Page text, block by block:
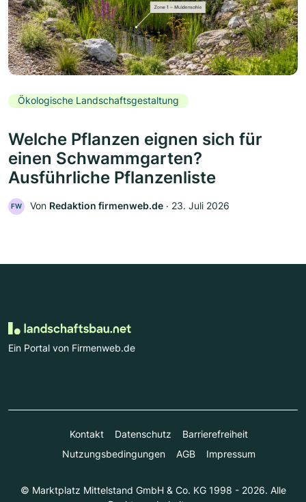
Ökologische Landschaftsgestaltung
Welche Pflanzen eignen sich für
einen Schwammgarten?
Ausführliche Pflanzenliste
FW Von Redaktion firmenweb.de ‧ 23. Juli 2026
Ein Portal von Firmenweb.de
Kontakt Datenschutz
Barrierefreiheit
Nutzungsbedingungen
AGB Impressum
© Marktplatz Mittelstand GmbH & Co. KG 1998 - 2026. Alle